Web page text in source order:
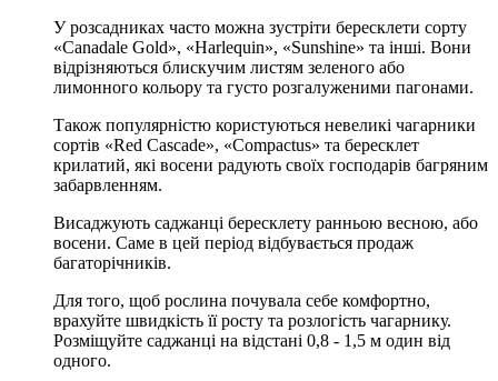
У розсадниках часто можна зустріти бересклети сорту
«Canadale Gold», «Harlequin», «Sunshine» та інші. Вони
відрізняються блискучим листям зеленого або
лимонного кольору та густо розгалуженими пагонами.
Також популярністю користуються невеликі чагарники
сортів «Red Cascade», «Compactus» та бересклет
крилатий, які восени радують своїх господарів багряним
забарвленням.
Висаджують саджанці бересклету ранньою весною, або
восени. Саме в цей період відбувається продаж
багаторічників.
Для того, щоб рослина почувала себе комфортно,
врахуйте швидкість її росту та розлогість чагарнику.
Розміщуйте саджанці на відстані 0,8 - 1,5 м один від
одного.